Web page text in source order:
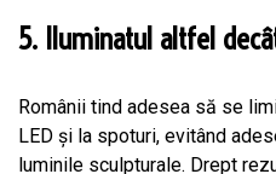
5. Iluminatul altfel
Românii tind adesea să se
LED și la spoturi, evitând
luminile sculpturale. Drept